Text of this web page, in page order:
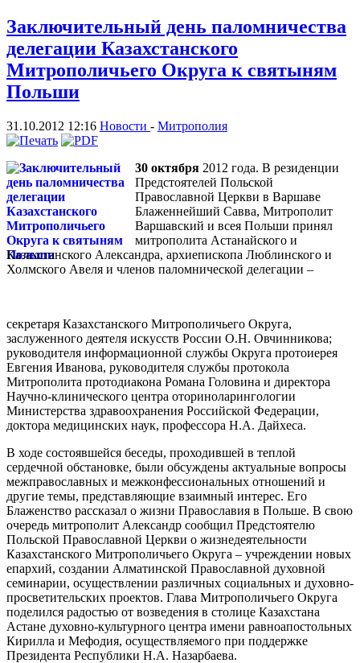
Заключительный день паломничества
делегации Казахстанского
Митрополичьего Округа к святыням
Польши
31.10.2012 12:16 Новости - Митрополия
30 октября 2012 года. В резиденции
Предстоятелей Польской
Православной Церкви в Варшаве
Блаженнейший Савва, Митрополит
Варшавский и всея Польши принял
митрополита Астанайского и
Казахстанского Александра, архиепископа Люблинского и
Холмского Авеля и членов паломнической делегации –
секретаря Казахстанского Митрополичьего Округа,
заслуженного деятеля искусств России О.Н. Овчинникова;
руководителя информационной службы Округа протоиерея
Евгения Иванова, руководителя службы протокола
Митрополита протодиакона Романа Головина и директора
Научно-клинического центра оториноларингологии
Министерства здравоохранения Российской Федерации,
доктора медицинских наук, профессора Н.А. Дайхеса.
В ходе состоявшейся беседы, проходившей в теплой
сердечной обстановке, были обсуждены актуальные вопросы
межправославных и межконфессиональных отношений и
другие темы, представляющие взаимный интерес. Его
Блаженство рассказал о жизни Православия в Польше. В свою
очередь митрополит Александр сообщил Предстоятелю
Польской Православной Церкви о жизнедеятельности
Казахстанского Митрополичьего Округа – учреждении новых
епархий, создании Алматинской Православной духовной
семинарии, осуществлении различных социальных и духовно-
просветительских проектов. Глава Митрополичьего Округа
поделился радостью от возведения в столице Казахстана
Астане духовно-культурного центра имени равноапостольных
Кирилла и Мефодия, осуществляемого при поддержке
Президента Республики Н.А. Назарбаева.